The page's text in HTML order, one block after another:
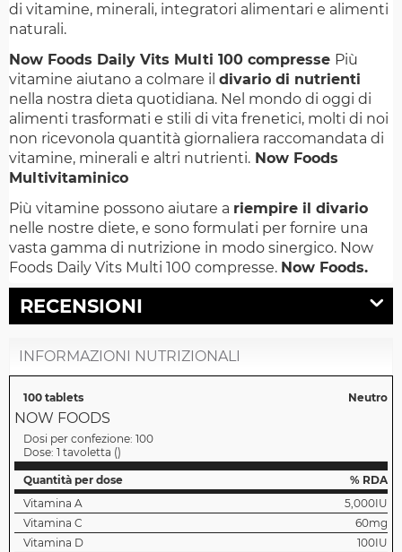
di vitamine, minerali, integratori alimentari e alimenti
naturali.
Now Foods Daily Vits Multi 100 compresse Più
vitamine aiutano a colmare il divario di nutrienti
nella nostra dieta quotidiana. Nel mondo di oggi di
alimenti trasformati e stili di vita frenetici, molti di noi
non ricevonola quantità giornaliera raccomandata di
vitamine, minerali e altri nutrienti. Now Foods
Multivitaminico
Più vitamine possono aiutare a riempire il divario
nelle nostre diete, e sono formulati per fornire una
vasta gamma di nutrizione in modo sinergico. Now
Foods Daily Vits Multi 100 compresse. Now Foods.
RECENSIONI
INFORMAZIONI NUTRIZIONALI
100 tablets Neutro
NOW FOODS
Dosi per confezione: 100
Dose: 1 tavoletta ()
Quantità per dose
% RDA
Vitamina A
5,000IU
Vitamina C
60mg
Vitamina D
100IU